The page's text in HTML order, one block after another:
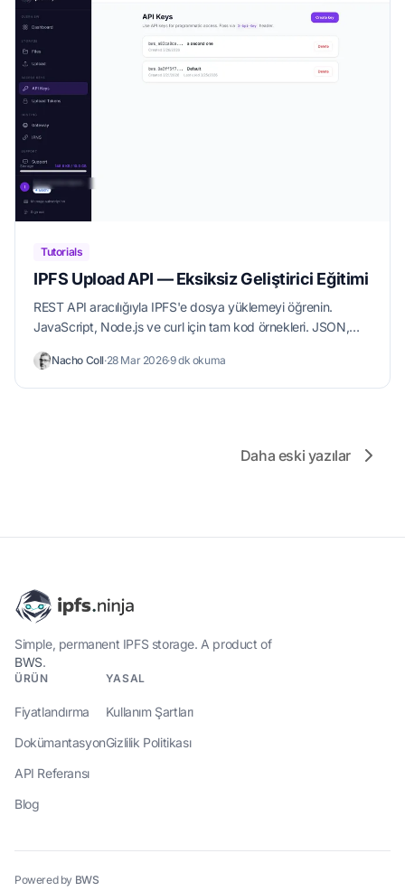
Tutorials
IPFS Upload API — Eksiksiz Geliştirici Eğitimi
REST API aracılığıyla IPFS'e dosya yüklemeyi öğrenin.
JavaScript, Node.js ve curl için tam kod örnekleri. JSON,
tokenler kullanın.
Nacho Coll·28 Mar 2026·9 dk okuma
Daha eski yazılar
Simple, permanent IPFS storage. A product of
BWS.
ÜRÜN
Fiyatlandırma
Dokümantasyon
API Referansı
Blog
YASAL
Kullanım Şartları
Gizlilik Politikası
Powered by BWS